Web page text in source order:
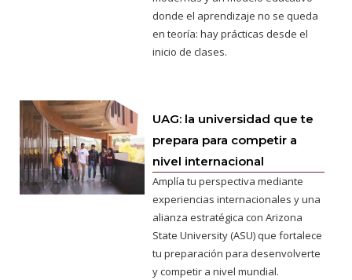
donde el aprendizaje no se queda
en teoría: hay prácticas desde el
inicio de clases.
UAG: la universidad que te
prepara para competir a
nivel internacional
Amplía tu perspectiva mediante
experiencias internacionales y una
alianza estratégica con Arizona
State University (ASU) que fortalece
tu preparación para desenvolverte
y competir a nivel mundial.